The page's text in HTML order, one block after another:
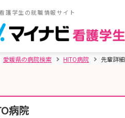
護学生の就職情報サイト
愛媛県の病院検索 HITO病院 先輩詳細
病院